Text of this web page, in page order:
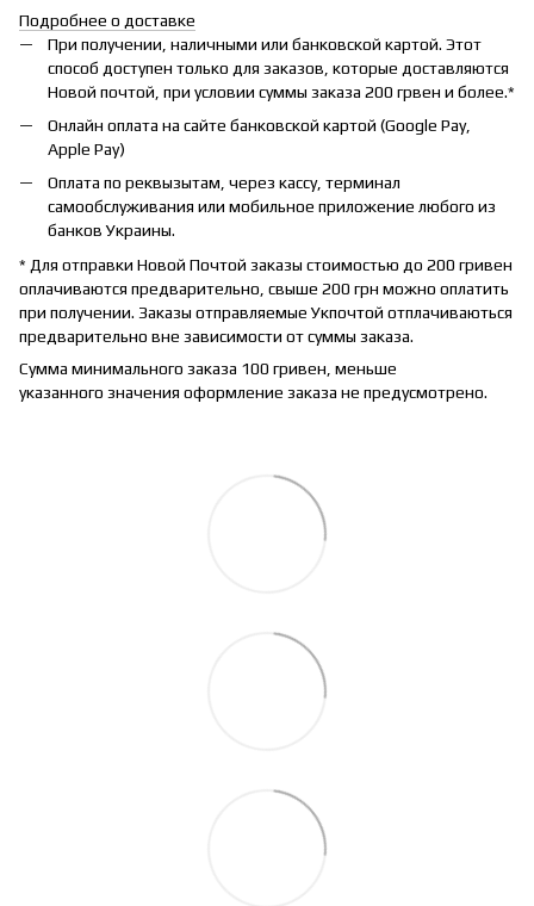
Подробнее о доставке
При получении, наличными или банковской картой. Этот
способ доступен только для заказов, которые доставляются
Новой почтой, при условии суммы заказа 200 грвен и более.*
Онлайн оплата на сайте банковской картой (Google Pay,
Apple Pay)
Оплата по реквызытам, через кассу, терминал
самообслуживания или мобильное приложение любого из
банков Украины.
* Для отправки Новой Почтой заказы стоимостью до 200 гривен
оплачиваются предварительно, свыше 200 грн можно оплатить
при получении. Заказы отправляемые Укпочтой отплачиваються
предварительно вне зависимости от суммы заказа.
Сумма минимального заказа 100 гривен, меньше
указанного значения оформление заказа не предусмотрено.